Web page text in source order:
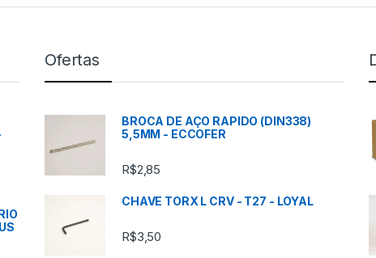
Ofertas
BROCA DE AÇO RAPIDO (DIN338)
5,5MM - ECCOFER
R$2,85
CHAVE TORX L CRV - T27 - LOYAL
R$3,50